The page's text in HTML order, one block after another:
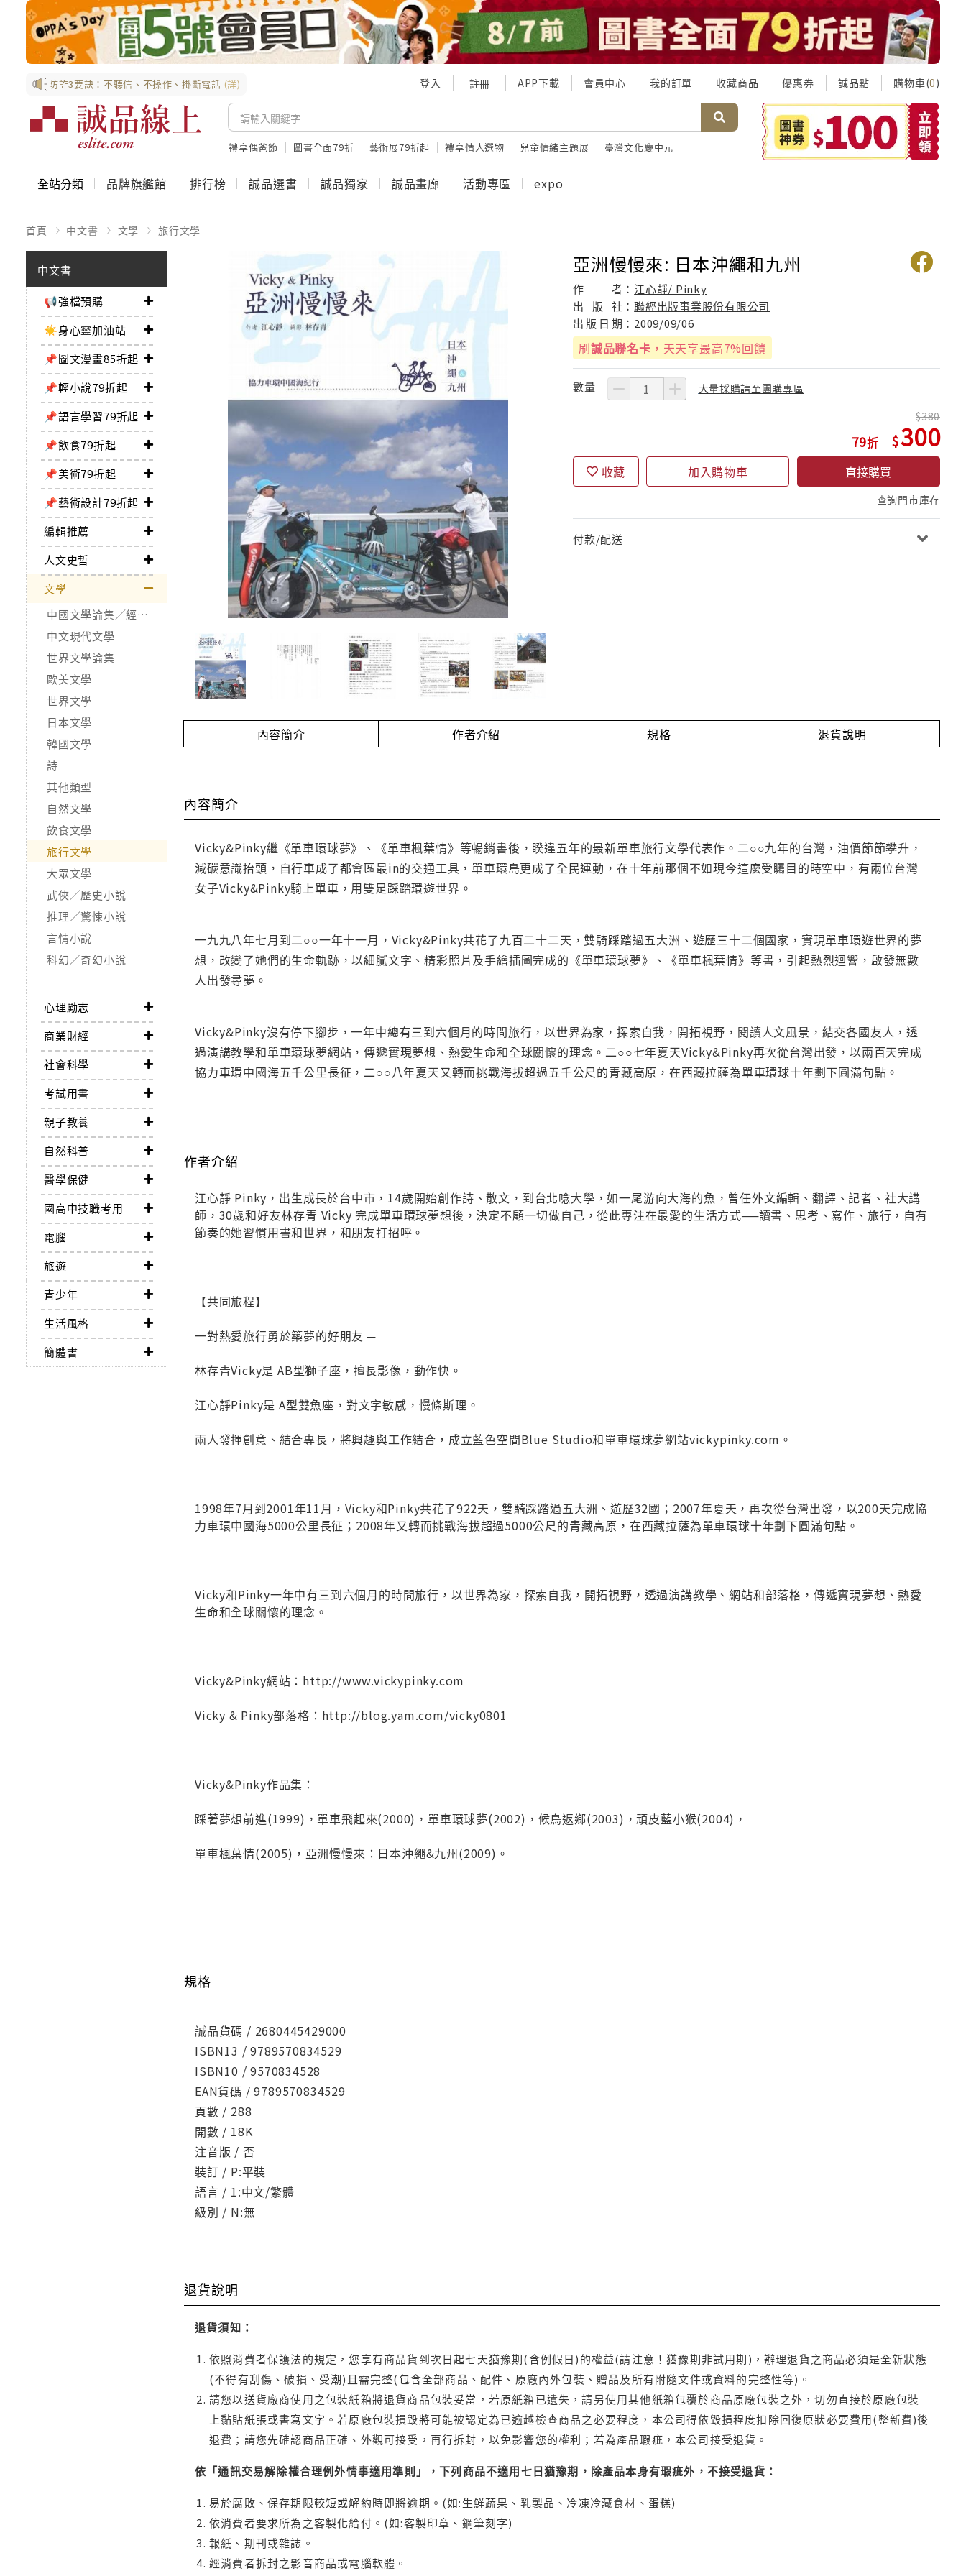
防詐3要訣：不聽信、不操作、掛斷電話 (詳) 登入 註冊 APP下載 會員中心 我的訂單 收藏商品 優惠券 誠品點 購物車(0)
禮享偶爸節 圖書全面79折 藝術展79折起 禮享情人選物 兒童情緒主題展 臺灣文化慶中元
全站分類 品牌旗艦館 排行榜 誠品選書 誠品獨家 誠品畫廊 活動專區 expo
首頁 中文書 文學 旅行文學
中文書
📢強檔預購
☀️身心靈加油站
📌圖文漫畫85折起
📌輕小說79折起
📌語言學習79折起
📌飲食79折起
📌美術79折起
📌藝術設計79折起
編輯推薦
人文史哲
文學
中國文學論集／經典作品
中文現代文學
世界文學論集
歐美文學
世界文學
日本文學
韓國文學
詩
其他類型
自然文學
飲食文學
旅行文學
大眾文學
武俠／歷史小說
推理／驚悚小說
言情小說
科幻／奇幻小說
心理勵志
商業財經
社會科學
考試用書
親子教養
自然科普
醫學保健
國高中技職考用
電腦
旅遊
青少年
生活風格
簡體書
亞洲慢慢來: 日本沖繩和九州
作 者：江心靜/ Pinky
出
版 社：聯經出版事業股份有限公司
出 版 日 期： 2009/09/06
刷誠品聯名卡 ，天天享最高7%回饋
數量 大量採購請至團購專區
79
380
300
收藏 加入購物車 直接購買
查詢門市庫存
付款/配送
內容簡介 作者介紹 規格 退貨說明
內容簡介
Vicky&Pinky繼《單車環球夢》、《單車楓葉情》等暢銷書後，睽違五年的最新單車旅行文學代表作。二○○九年的台灣，油價節節攀升，
減碳意識抬頭，自行車成了都會區最in的交通工具，單車環島更成了全民運動，在十年前那個不如現今這麼受矚目的時空中，有兩位台灣
女子Vicky&Pinky騎上單車，用雙足踩踏環遊世界。
一九九八年七月到二○○一年十一月，Vicky&Pinky共花了九百二十二天，雙騎踩踏過五大洲、遊歷三十二個國家，實現單車環遊世界的夢
想，改變了她們的生命軌跡，以細膩文字、精彩照片及手繪插圖完成的《單車環球夢》、《單車楓葉情》等書，引起熱烈迴響，啟發無數
人出發尋夢。
Vicky&Pinky沒有停下腳步，一年中總有三到六個月的時間旅行，以世界為家，探索自我，開拓視野，閱讀人文風景，結交各國友人，透
過演講教學和單車環球夢網站，傳遞實現夢想、熱愛生命和全球關懷的理念。二○○七年夏天Vicky&Pinky再次從台灣出發，以兩百天完成
協力車環中國海五千公里長征，二○○八年夏天又轉而挑戰海拔超過五千公尺的青藏高原，在西藏拉薩為單車環球十年劃下圓滿句點。
作者介紹
江心靜 Pinky，出生成長於台中市，14歲開始創作詩、散文，到台北唸大學，如一尾游向大海的魚，曾任外文編輯、翻譯、記者、社大講
師，30歲和好友林存青 Vicky 完成單車環球夢想後，決定不顧一切做自己，從此專注在最愛的生活方式──讀書、思考、寫作、旅行，自有
節奏的她習慣用書和世界，和朋友打招呼。
【共同旅程】
一對熱愛旅行勇於築夢的好朋友 ─
林存青Vicky是 AB型獅子座，擅長影像，動作快。
江心靜Pinky是 A型雙魚座，對文字敏感，慢條斯理。
兩人發揮創意、結合專長，將興趣與工作結合，成立藍色空間Blue Studio和單車環球夢網站vickypinky.com。
1998年7月到2001年11月，Vicky和Pinky共花了922天，雙騎踩踏過五大洲、遊歷32國；2007年夏天，再次從台灣出發，以200天完成協
力車環中國海5000公里長征；2008年又轉而挑戰海拔超過5000公尺的青藏高原，在西藏拉薩為單車環球十年劃下圓滿句點。
Vicky和Pinky一年中有三到六個月的時間旅行，以世界為家，探索自我，開拓視野，透過演講教學、網站和部落格，傳遞實現夢想、熱愛
生命和全球關懷的理念。
Vicky&Pinky網站：http://www.vickypinky.com
Vicky & Pinky部落格：http://blog.yam.com/vicky0801
Vicky&Pinky作品集：
踩著夢想前進(1999)，單車飛起來(2000)，單車環球夢(2002)，候鳥返鄉(2003)，頑皮藍小猴(2004)，
單車楓葉情(2005)，亞洲慢慢來：日本沖繩&九州(2009)。
規格
誠品貨碼 / 2680445429000
ISBN13 / 9789570834529
ISBN10 / 9570834528
EAN貨碼 / 9789570834529
頁數 / 288
開數 / 18K
注音版 / 否
裝訂 / P:平裝
語言 / 1:中文/繁體
級別 / N:無
退貨說明
退貨須知：
依照消費者保護法的規定，您享有商品貨到次日起七天猶豫期(含例假日)的權益(請注意！猶豫期非試用期)，辦理退貨之商品必須是全新狀態
(不得有刮傷、破損、受潮)且需完整(包含全部商品、配件、原廠內外包裝、贈品及所有附隨文件或資料的完整性等)。
請您以送貨廠商使用之包裝紙箱將退貨商品包裝妥當，若原紙箱已遺失，請另使用其他紙箱包覆於商品原廠包裝之外，切勿直接於原廠包裝
上黏貼紙張或書寫文字。若原廠包裝損毀將可能被認定為已逾越檢查商品之必要程度，本公司得依毀損程度扣除回復原狀必要費用(整新費)後
退費；請您先確認商品正確、外觀可接受，再行拆封，以免影響您的權利；若為產品瑕疵，本公司接受退貨。
依「通訊交易解除權合理例外情事適用準則」，下列商品不適用七日猶豫期，除產品本身有瑕疵外，不接受退貨：
易於腐敗、保存期限較短或解約時即將逾期。(如:生鮮蔬果、乳製品、冷凍冷藏食材、蛋糕)
依消費者要求所為之客製化給付。(如:客製印章、鋼筆刻字)
報紙、期刊或雜誌。
經消費者拆封之影音商品或電腦軟體。